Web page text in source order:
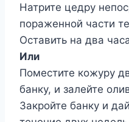
Натрите цедру
пораженной части
Оставить на два
Или
Поместите кожуру
банку, и залейте
Закройте банку и